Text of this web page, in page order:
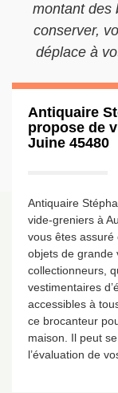
montant des
conserver,
déplace à
Antiquaire
propose de
Juine 45480
Antiquaire
vide-greniers à
vous êtes
objets de grande
collectionneurs,
vestimentaires
accessibles à
ce brocanteur
maison. Il peut
l’évaluation de